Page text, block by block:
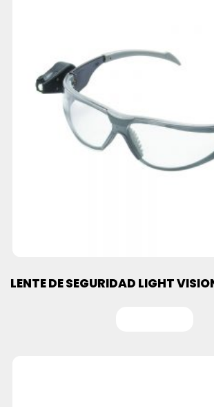
LENTE DE SEGURIDAD LIGHT